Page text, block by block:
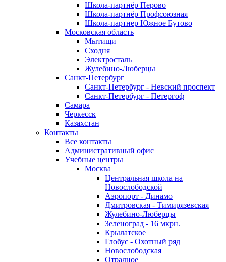
Школа-партнёр Перово
Школа-партнёр Профсоюзная
Школа-партнер Южное Бутово
Московская область
Мытищи
Сходня
Электросталь
Жулебино-Люберцы
Санкт-Петербург
Санкт-Петербург - Невский проспект
Санкт-Петербург - Петергоф
Самара
Черкесск
Казахстан
Контакты
Все контакты
Административный офис
Учебные центры
Москва
Центральная школа на
Новослободской
Аэропорт - Динамо
Дмитровская - Тимирязевская
Жулебино-Люберцы
Зеленоград - 16 мкрн.
Крылатское
Глобус - Охотный ряд
Новослободская
Отрадное